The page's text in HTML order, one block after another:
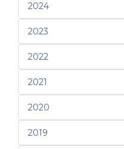
2024
2023
2022
2021
2020
2019